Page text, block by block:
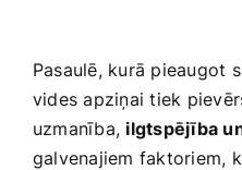
Pasaulē, kurā pieaugot
vides apziņai tiek
uzmanība, ilgtspējība
galvenajiem faktoriem,